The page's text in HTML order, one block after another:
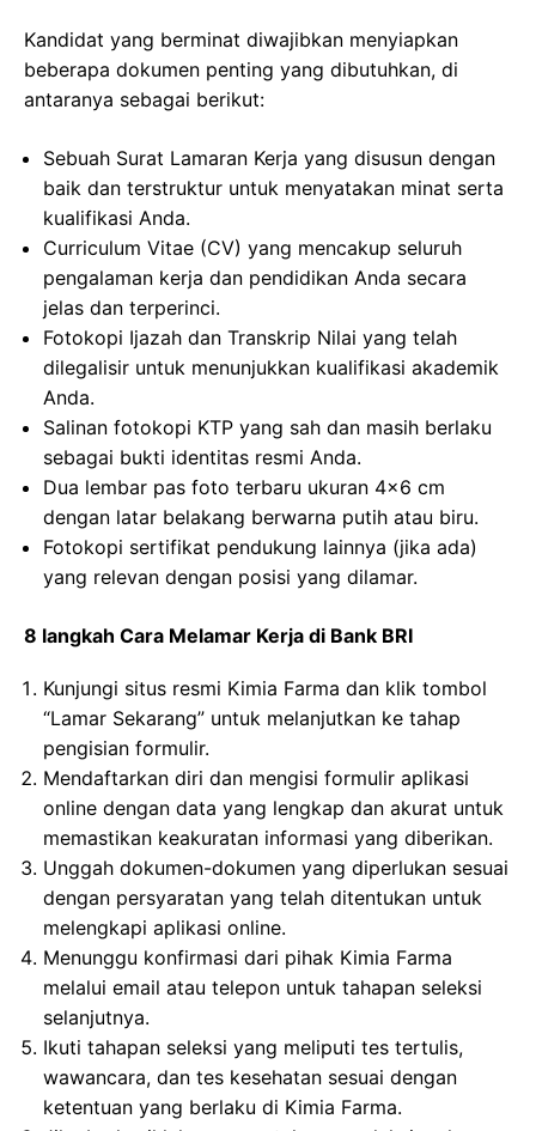
Kandidat yang berminat diwajibkan menyiapkan
beberapa dokumen penting yang dibutuhkan, di
antaranya sebagai berikut:
Sebuah Surat Lamaran Kerja yang disusun dengan
baik dan terstruktur untuk menyatakan minat serta
kualifikasi Anda.
Curriculum Vitae (CV) yang mencakup seluruh
pengalaman kerja dan pendidikan Anda secara
jelas dan terperinci.
Fotokopi Ijazah dan Transkrip Nilai yang telah
dilegalisir untuk menunjukkan kualifikasi akademik
Anda.
Salinan fotokopi KTP yang sah dan masih berlaku
sebagai bukti identitas resmi Anda.
Dua lembar pas foto terbaru ukuran 4×6 cm
dengan latar belakang berwarna putih atau biru.
Fotokopi sertifikat pendukung lainnya (jika ada)
yang relevan dengan posisi yang dilamar.
8 langkah Cara Melamar Kerja di Bank BRI
Kunjungi situs resmi Kimia Farma dan klik tombol
“Lamar Sekarang” untuk melanjutkan ke tahap
pengisian formulir.
Mendaftarkan diri dan mengisi formulir aplikasi
online dengan data yang lengkap dan akurat untuk
memastikan keakuratan informasi yang diberikan.
Unggah dokumen-dokumen yang diperlukan sesuai
dengan persyaratan yang telah ditentukan untuk
melengkapi aplikasi online.
Menunggu konfirmasi dari pihak Kimia Farma
melalui email atau telepon untuk tahapan seleksi
selanjutnya.
Ikuti tahapan seleksi yang meliputi tes tertulis,
wawancara, dan tes kesehatan sesuai dengan
ketentuan yang berlaku di Kimia Farma.